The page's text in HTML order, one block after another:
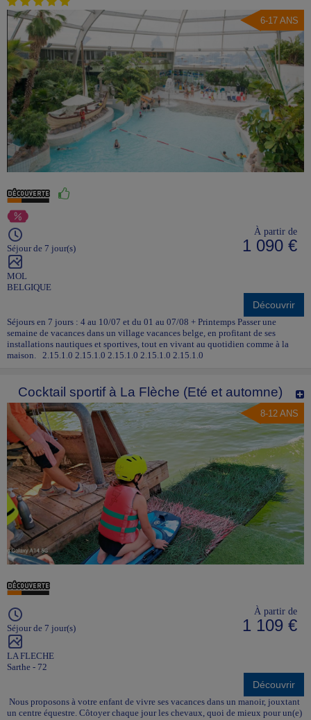
6-17 ANS
Séjour de 7 jour(s)
MOL
BELGIQUE
À partir de
1 090 €
Découvrir
Séjours en 7 jours : 4 au 10/07 et du 01 au 07/08 + Printemps Passer une
semaine de vacances dans un village vacances belge, en profitant de ses
installations nautiques et sportives, tout en vivant au quotidien comme à la
maison. 2.15.1.0 2.15.1.0 2.15.1.0 2.15.1.0 2.15.1.0
Cocktail sportif à La Flèche (Eté et automne)
8-12 ANS
Séjour de 7 jour(s)
LA FLECHE
Sarthe - 72
À partir de
1 109 €
Découvrir
Nous proposons à votre enfant de vivre ses vacances dans un manoir, jouxtant
un centre équestre. Côtoyer chaque jour les chevaux, quoi de mieux pour un(e)